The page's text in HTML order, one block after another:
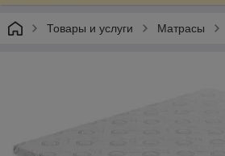
Товары и услуги Матрасы